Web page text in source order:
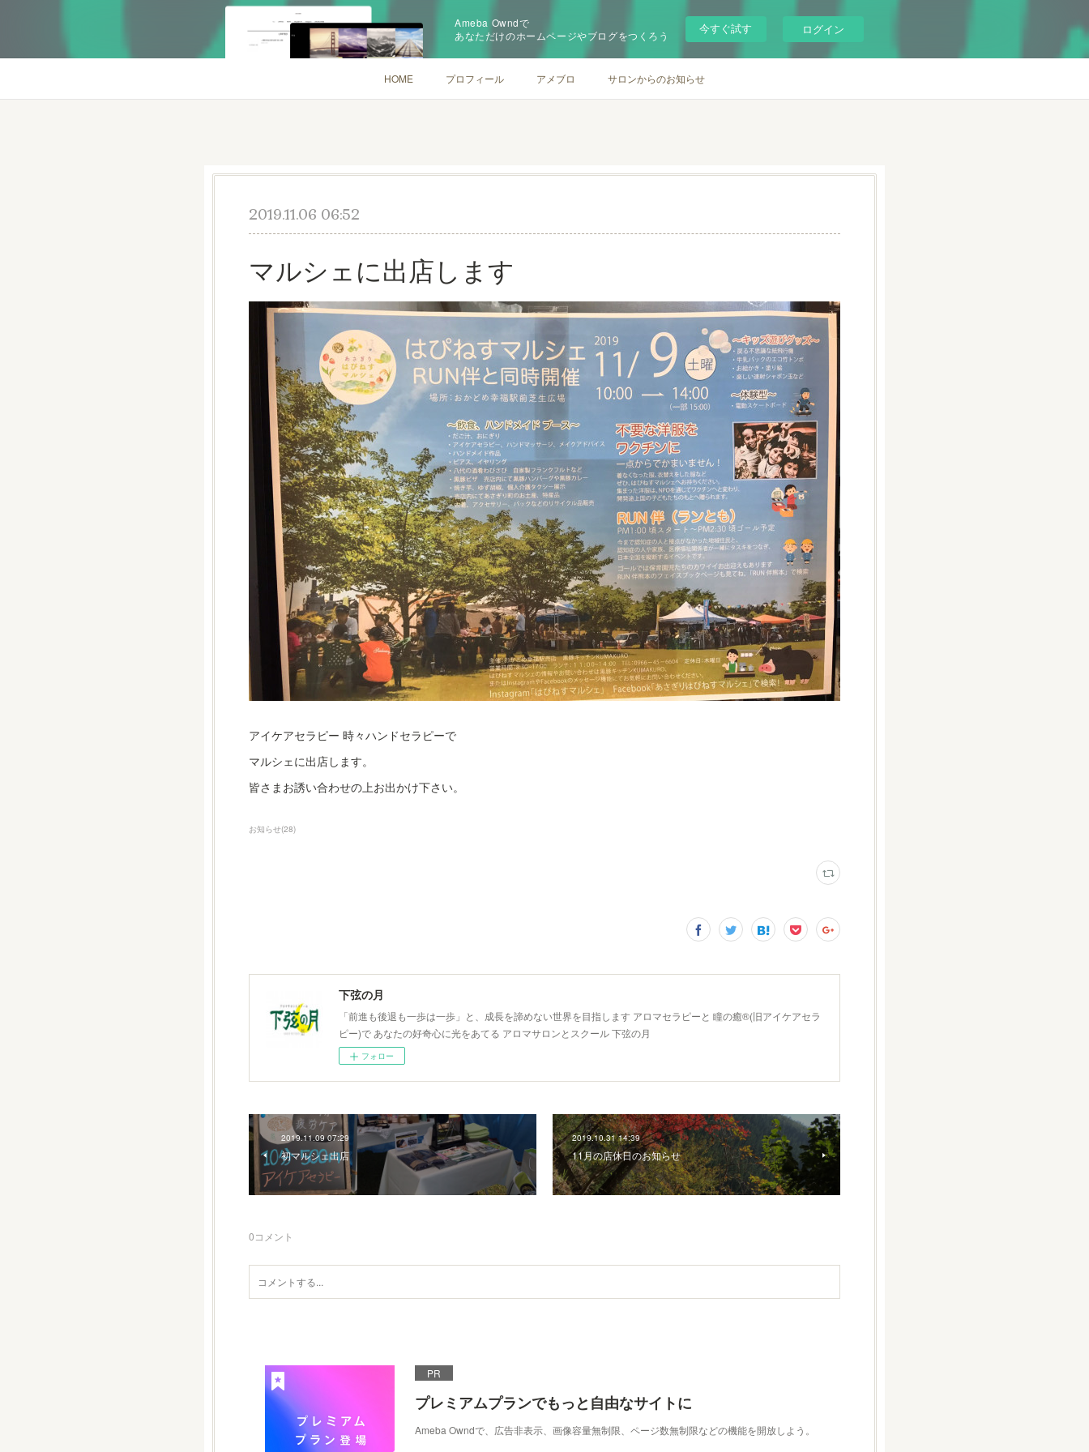
Ameba Owndで
あなただけのホームページやブログをつくろう
今すぐ試す ログイン
HOME プロフィール アメブロ サロンからのお知らせ
2019.11.06 06:52
マルシェに出店します
アイケアセラピー 時々ハンドセラピーで
マルシェに出店します。
皆さまお誘い合わせの上お出かけ下さい。
お知らせ(28)
下弦の月
「前進も後退も一歩は一歩」と、成長を諦めない世界を目指します アロマセラピーと 瞳の癒®(旧アイケアセラ
ピー)で あなたの好奇心に光をあてる アロマサロンとスクール 下弦の月
フォロー
2019.11.09 07:29
初マルシェ出店
2019.10.31 14:39
11月の店休日のお知らせ
0コメント
PR
プレミアムプランでもっと自由なサイトに
Ameba Owndで、広告非表示、画像容量無制限、ページ数無制限などの機能を開放しよう。